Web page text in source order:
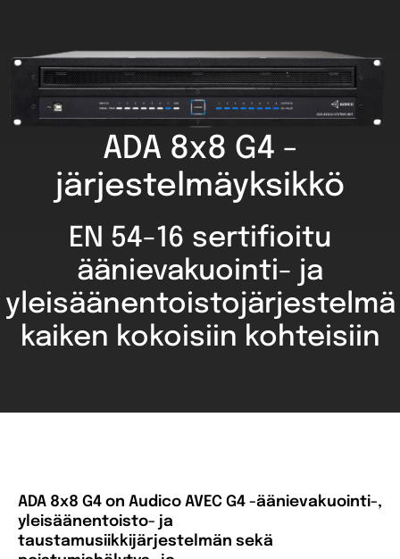
ADA 8x8 G4 -
järjestelmäyksikkö
EN 54-16 sertifioitu
äänievakuointi- ja
yleisäänentoistojärjestelmä
kaiken kokoisiin kohteisiin
ADA 8x8 G4 on Audico AVEC G4 -äänievakuointi-,
yleisäänentoisto- ja
taustamusiikkijärjestelmän sekä